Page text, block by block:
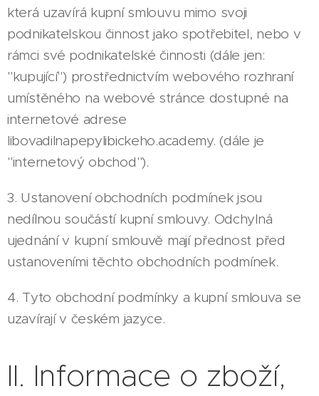
která uzavírá kupní smlouvu mimo svoji
podnikatelskou činnost jako spotřebitel, nebo v
rámci své podnikatelské činnosti (dále jen:
"kupující") prostřednictvím webového rozhraní
umístěného na webové stránce dostupné na
internetové adrese
libovadilnapepylibickeho.academy. (dále je
"internetový obchod").
3. Ustanovení obchodních podmínek jsou
nedílnou součástí kupní smlouvy. Odchylná
ujednání v kupní smlouvě mají přednost před
ustanoveními těchto obchodních podmínek.
4. Tyto obchodní podmínky a kupní smlouva se
uzavírají v českém jazyce.
II. Informace o zboží,